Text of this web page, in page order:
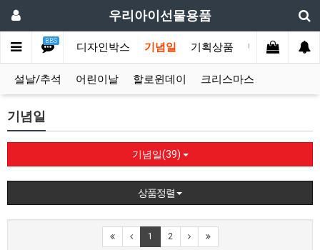
우리아이선물용품
BBS
손잡이박스 디자인박스 기념일 기획상품 단체행사 옛
설날/추석 어린이날 할로윈데이 크리스마스
기념일
기념일(39)
상품정렬
1 2